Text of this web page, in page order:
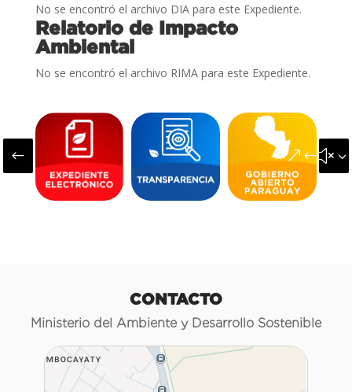
No se encontró el archivo DIA para este Expediente.
Relatorio de Impacto
Ambiental
No se encontró el archivo RIMA para este Expediente.
#
CONTACTO
Ministerio del Ambiente y Desarrollo Sostenible